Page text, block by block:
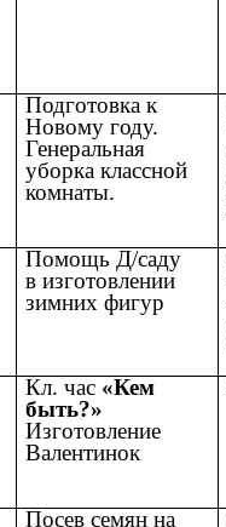
Подготовка к
Новому году.
Генеральная
уборка классной
комнаты.
Помощь Д/саду
в изготовлении
зимних фигур
Кл. час «Кем
быть?»
Изготовление
Валентинок
Посев семян на